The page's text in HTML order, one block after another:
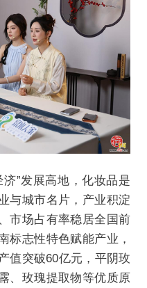
”发展高地，化妆品是
与城市名片，产业积淀
市场占有率稳居全国前
标志性特色赋能产业，
值突破60亿元，平阴玫
、玫瑰提取物等优质原